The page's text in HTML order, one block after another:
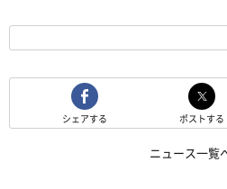
シェアする ポストする
ニュース一覧